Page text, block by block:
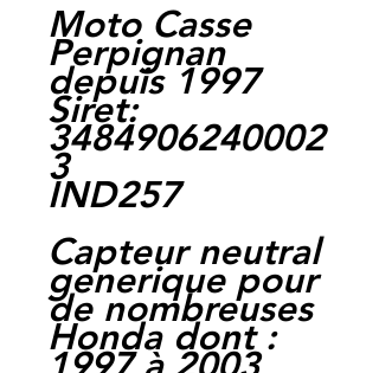
Moto Casse
Perpignan
depuis 1997
Siret:
3484906240002
3
IND257
Capteur neutral
generique pour
de nombreuses
Honda dont :